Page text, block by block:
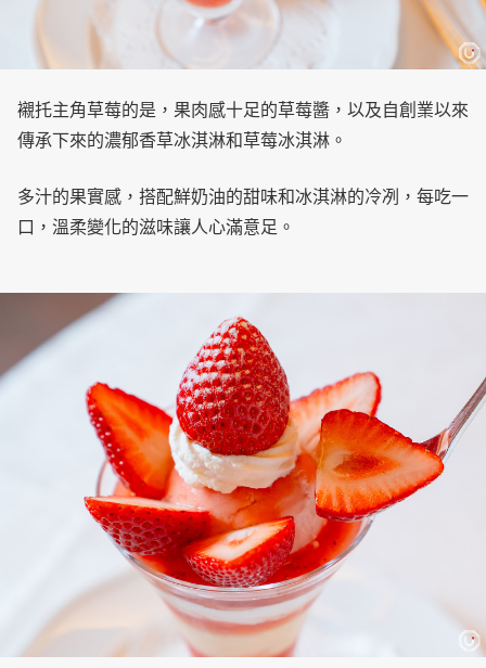
襯托主角草莓的是，果肉感十足的草莓醬，以及自創業以來
傳承下來的濃郁香草冰淇淋和草莓冰淇淋。
多汁的果實感，搭配鮮奶油的甜味和冰淇淋的冷冽，每吃一
口，溫柔變化的滋味讓人心滿意足。